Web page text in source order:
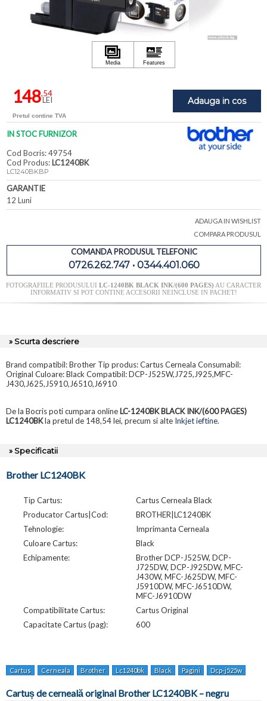
Adauga in cos
148,54
LEI
Pretul contine TVA
IN STOC FURNIZOR
Cod Bocris: 49754
Cod Produs: LC1240BK
LC1240BKBP
GARANTIE
12 Luni
ADAUGA IN WISHLIST
COMPARA PRODUSUL
COMANDA PRODUSUL TELEFONIC
0726.262.747 • 0344.401.060
FOTOGRAFIILE PRODUSULUI LC-1240BK BLACK INK/(600 PAGES) AU CARACTER
INFORMATIV SI POT CONTINE ACCESORII NEINCLUSE IN PACHET!
» Scurta descriere
Brand compatibil: Brother Tip produs: Cartus Cerneala Consumabil:
Original Culoare: Black Compatibil: DCP-J525W,J725,J925,MFC-
J430,J625,J5910,J6510,J6910
De la Bocris poti cumpara online LC-1240BK BLACK INK/(600 PAGES)
LC1240BKla pretul de 148,54 lei, precum si alte Inkjet ieftine.
» Specificatii
Brother LC1240BK
Tip Cartus:
Cartus Cerneala Black
Producator Cartus|Cod:
BROTHER|LC1240BK
Tehnologie:
Imprimanta Cerneala
Culoare Cartus:
Black
Echipamente:
Brother DCP-J525W, DCP-
J725DW, DCP-J925DW, MFC-
J430W, MFC-J625DW, MFC-
J5910DW, MFC-J6510DW,
MFC-J6910DW
Compatibilitate Cartus:
Cartus Original
Capacitate Cartus (pag):
600
Cartus Cerneala Brother Lc1240bk Black Pagini Dcp-j525w
Cartuș de cerneală original Brother LC1240BK – negru